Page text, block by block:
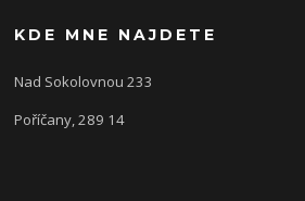
KDE MNE NAJDETE
Nad Sokolovnou 233
Poříčany, 289 14